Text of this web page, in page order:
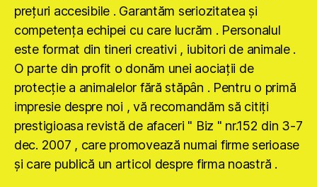
preţuri accesibile . Garantăm seriozitatea şi
competenţa echipei cu care lucrăm . Personalul
este format din tineri creativi , iubitori de animale .
O parte din profit o donăm unei aociaţii de
protecţie a animalelor fără stăpân . Pentru o primă
impresie despre noi , vă recomandăm să citiţi
prestigioasa revistă de afaceri " Biz " nr.152 din 3-7
dec. 2007 , care promovează numai firme serioase
şi care publică un articol despre firma noastră .